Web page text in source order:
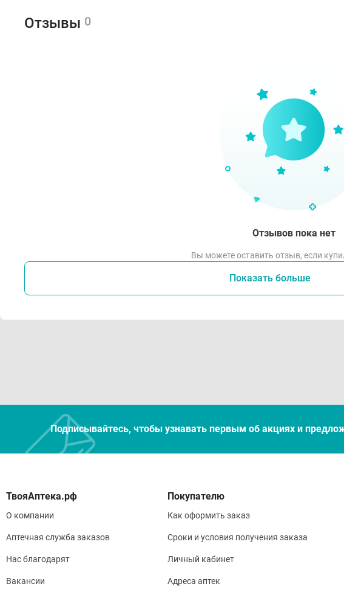
• хроническая
• ревматизм сердца;
• последствия
• атеросклероз;
• последствия
• «спортивное
• обширная
Индивидуальная
применением
Лекарственное
Продукт следует
Отзывы 0
Отзывов пока нет
Вы можете оставить отзыв, если
Показать больше
Подписывайтесь, чтобы узнавать первым об акцияx и
О компании
Аптечная служба заказов
Нас благодарят
Вакансии
Покупателю
Как оформить заказ
Сроки и условия получения заказа
Личный кабинет
Адреса аптек